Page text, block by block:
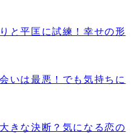
と平匡に試練！幸せの形
いは最悪！でも気持ちに
きな決断？気になる恋の